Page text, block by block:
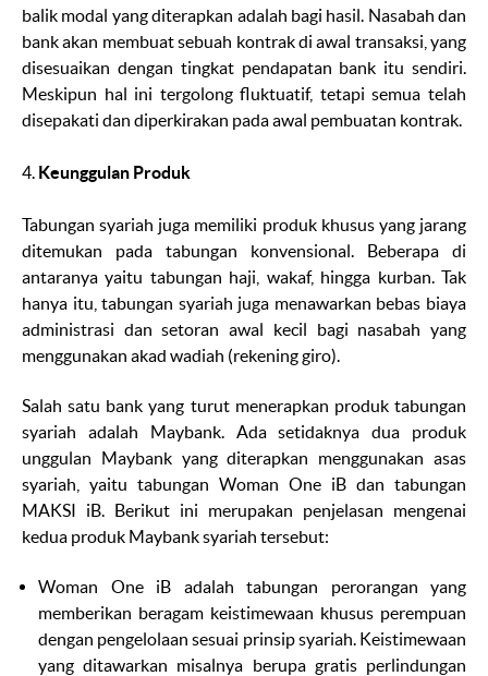
balik modal yang diterapkan adalah bagi hasil. Nasabah dan
bank akan membuat sebuah kontrak di awal transaksi, yang
disesuaikan dengan tingkat pendapatan bank itu sendiri.
Meskipun hal ini tergolong fluktuatif, tetapi semua telah
disepakati dan diperkirakan pada awal pembuatan kontrak.
4. Keunggulan Produk
Tabungan syariah juga memiliki produk khusus yang jarang
ditemukan pada tabungan konvensional. Beberapa di
antaranya yaitu tabungan haji, wakaf, hingga kurban. Tak
hanya itu, tabungan syariah juga menawarkan bebas biaya
administrasi dan setoran awal kecil bagi nasabah yang
menggunakan akad wadiah (rekening giro).
Salah satu bank yang turut menerapkan produk tabungan
syariah adalah Maybank. Ada setidaknya dua produk
unggulan Maybank yang diterapkan menggunakan asas
syariah, yaitu tabungan Woman One iB dan tabungan
MAKSI iB. Berikut ini merupakan penjelasan mengenai
kedua produk Maybank syariah tersebut:
Woman One iB
adalah tabungan perorangan yang
memberikan beragam keistimewaan khusus perempuan
dengan pengelolaan sesuai prinsip syariah. Keistimewaan
yang ditawarkan misalnya berupa gratis perlindungan